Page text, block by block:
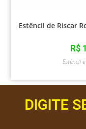
Estêncil de Riscar
R$
Estêncil
DIGITE